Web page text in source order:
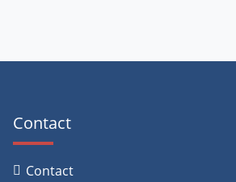
Contact
Contact